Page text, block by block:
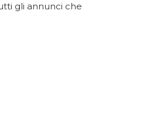
gli annunci che